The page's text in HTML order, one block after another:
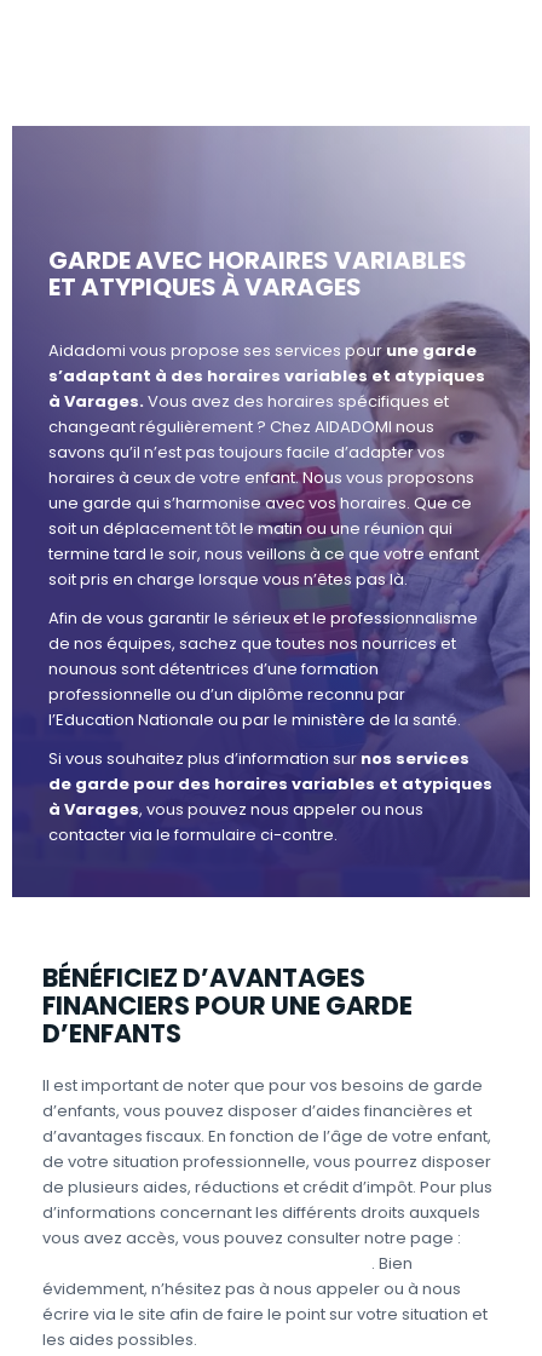
GARDE AVEC HORAIRES VARIABLES
ET ATYPIQUES À VARAGES
Aidadomi vous propose ses services pour une garde
s’adaptant à des horaires variables et atypiques
à Varages. Vous avez des horaires spécifiques et
changeant régulièrement ? Chez AIDADOMI nous
savons qu’il n’est pas toujours facile d’adapter vos
horaires à ceux de votre enfant. Nous vous proposons
une garde qui s’harmonise avec vos horaires. Que ce
soit un déplacement tôt le matin ou une réunion qui
termine tard le soir, nous veillons à ce que votre enfant
soit pris en charge lorsque vous n’êtes pas là.
Afin de vous garantir le sérieux et le professionnalisme
de nos équipes, sachez que toutes nos nourrices et
nounous sont détentrices d’une formation
professionnelle ou d’un diplôme reconnu par
l’Education Nationale ou par le ministère de la santé.
Si vous souhaitez plus d’information sur nos services
de garde pour des horaires variables et atypiques
à Varages, vous pouvez nous appeler ou nous
contacter via le formulaire ci-contre.
BÉNÉFICIEZ D’AVANTAGES
FINANCIERS POUR UNE GARDE
D’ENFANTS
Il est important de noter que pour vos besoins de garde
d’enfants, vous pouvez disposer d’aides financières et
d’avantages fiscaux. En fonction de l’âge de votre enfant,
de votre situation professionnelle, vous pourrez disposer
de plusieurs aides, réductions et crédit d’impôt. Pour plus
d’informations concernant les différents droits auxquels
vous avez accès, vous pouvez consulter notre page :
. Bien
évidemment, n’hésitez pas à nous appeler ou à nous
écrire via le site afin de faire le point sur votre situation et
les aides possibles.